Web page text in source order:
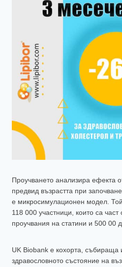
Проучването анализира ефекта
предвид възрастта при
е микросимулационен модел.
118 000 участници, които са
проучвания на статини и 500 00
UK Biobank е кохорта,
здравословното състояние на